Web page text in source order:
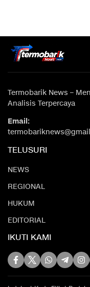
Termobarik News –
Analisis Terpercaya
Email:
TELUSURI
NEWS
REGIONAL
HUKUM
EDITORIAL
IKUTI KAMI